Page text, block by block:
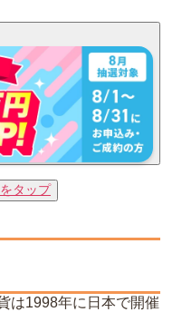
タップ
は1998年に日本で開催